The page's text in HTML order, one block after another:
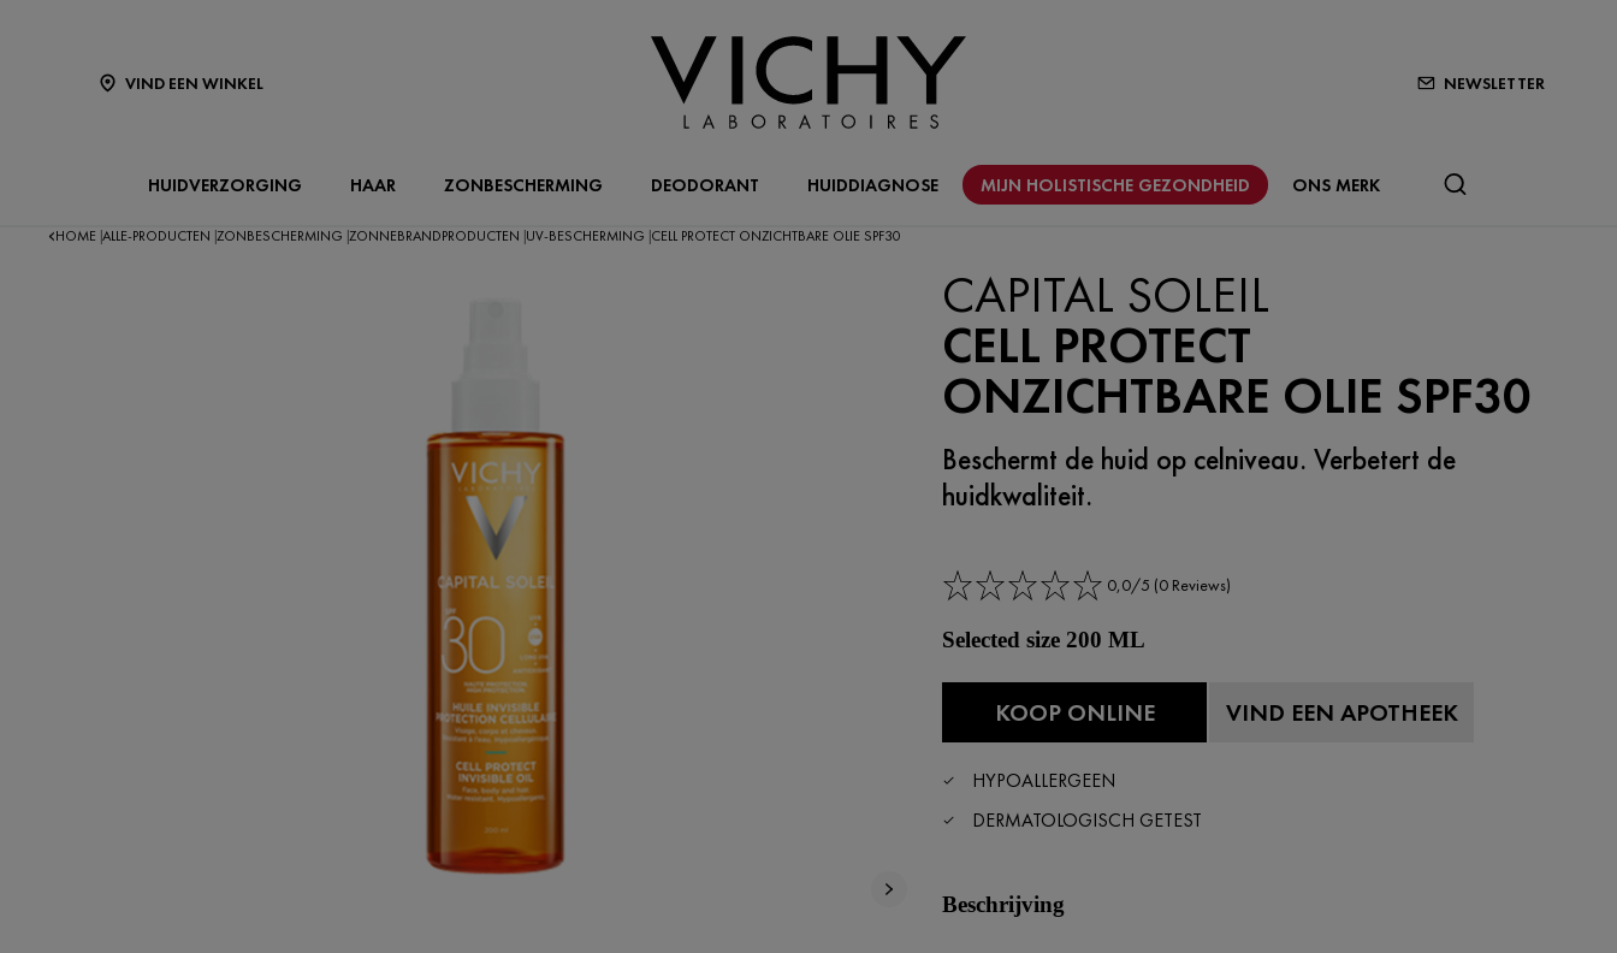
VIND EEN WINKEL NEWSLETTER
HUIDVERZORGING HAAR ZONBESCHERMING DEODORANT HUIDDIAGNOSE MIJN HOLISTISCHE GEZONDHEID ONS MERK
HOME ALLE-PRODUCTEN ZONBESCHERMING ZONNEBRANDPRODUCTEN UV-BESCHERMING CELL PROTECT ONZICHTBARE OLIE SPF30
CAPITAL SOLEIL
CELL PROTECT
ONZICHTBARE OLIE SPF30
Beschermt de huid op celniveau. Verbetert de
huidkwaliteit.
0,0/5 (0 Reviews)
Selected size 200 ML
KOOP ONLINE VIND EEN APOTHEEK
HYPOALLERGEEN
DERMATOLOGISCH GETEST
Beschrijving